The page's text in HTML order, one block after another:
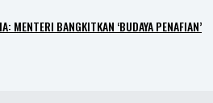
MENTERI BANGKITKAN ‘BUDAYA PENAFIAN’